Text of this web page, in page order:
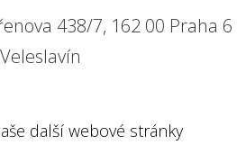
438/7, 162 00 Praha 6
další webové stránky